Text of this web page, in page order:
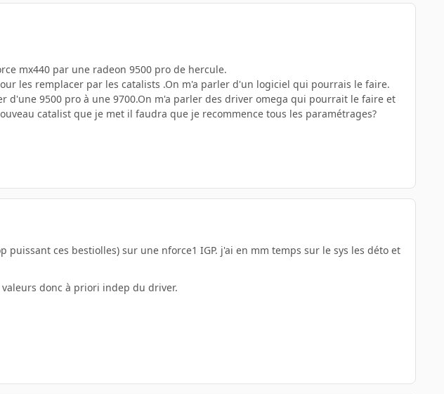
mx440 par une radeon 9500 pro de hercule.
les remplacer par les catalists .On m'a parler d'un logiciel qui pourrais le faire.
d'une 9500 pro à une 9700.On m'a parler des driver omega qui pourrait le faire et
catalist que je met il faudra que je recommence tous les paramétrages?
puissant ces bestiolles) sur une nforce1 IGP. j'ai en mm temps sur le sys les déto et
donc à priori indep du driver.